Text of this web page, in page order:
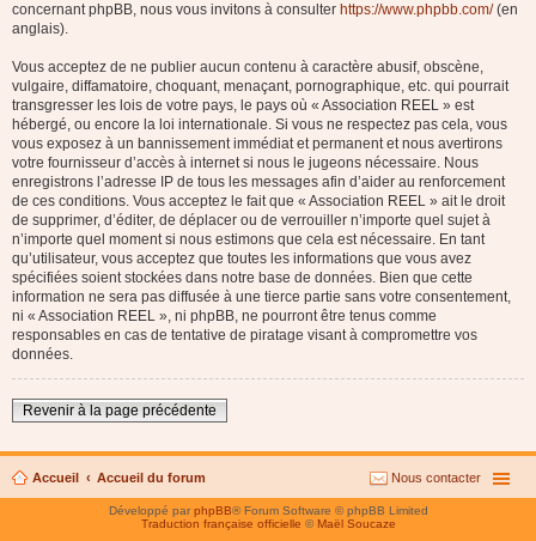
concernant phpBB, nous vous invitons à consulter https://www.phpbb.com/(en
anglais).
Vous acceptez de ne publier aucun contenu à caractère abusif, obscène,
vulgaire, diffamatoire, choquant, menaçant, pornographique, etc. qui pourrait
transgresser les lois de votre pays, le pays où « Association REEL » est
hébergé, ou encore la loi internationale. Si vous ne respectez pas cela, vous
vous exposez à un bannissement immédiat et permanent et nous avertirons
votre fournisseur d’accès à internet si nous le jugeons nécessaire. Nous
enregistrons l’adresse IP de tous les messages afin d’aider au renforcement
de ces conditions. Vous acceptez le fait que « Association REEL » ait le droit
de supprimer, d’éditer, de déplacer ou de verrouiller n’importe quel sujet à
n’importe quel moment si nous estimons que cela est nécessaire. En tant
qu’utilisateur, vous acceptez que toutes les informations que vous avez
spécifiées soient stockées dans notre base de données. Bien que cette
information ne sera pas diffusée à une tierce partie sans votre consentement,
ni « Association REEL », ni phpBB, ne pourront être tenus comme
responsables en cas de tentative de piratage visant à compromettre vos
données.
Revenir à la page précédente
Accueil Accueil du forum Nous contacter
Développé parphpBB® Forum Software © phpBB Limited
Traduction française officielle © Maël Soucaze